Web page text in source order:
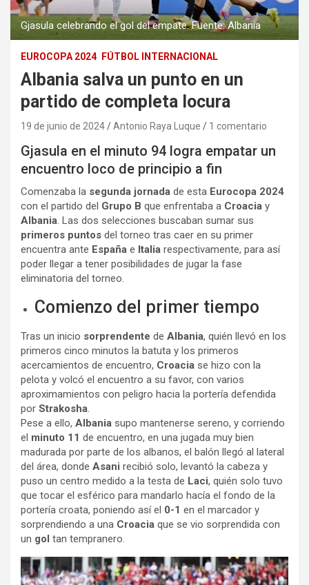
Gjasula celebrando el gol del empate. Fuente: Albania
EUROCOPA 2024 FÚTBOL INTERNACIONAL
Albania salva un punto en un
partido de completa locura
19 de junio de 2024 Antonio Raya Luque 1 comentario
Gjasula en el minuto 94 logra empatar un
encuentro loco de principio a fin
Comenzaba la segunda jornada de esta Eurocopa 2024
con el partido del Grupo B que enfrentaba a Croacia y
Albania. Las dos selecciones buscaban sumar sus
primeros puntos del torneo tras caer en su primer
encuentra ante España e Italia respectivamente, para así
poder llegar a tener posibilidades de jugar la fase
eliminatoria del torneo.
Comienzo del primer tiempo
Tras un inicio sorprendente de Albania, quién llevó en los
primeros cinco minutos la batuta y los primeros
acercamientos de encuentro, Croacia se hizo con la
pelota y volcó el encuentro a su favor, con varios
aproximamientos con peligro hacia la portería defendida
por Strakosha.
Pese a ello, Albania supo mantenerse sereno, y corriendo
el minuto 11 de encuentro, en una jugada muy bien
madurada por parte de los albanos, el balón llegó al lateral
del área, donde Asani recibió solo, levantó la cabeza y
puso un centro medido a la testa de Laci, quién solo tuvo
que tocar el esférico para mandarlo hacía el fondo de la
portería croata, poniendo así el 0-1 en el marcador y
sorprendiendo a una Croacia que se vio sorprendida con
un gol tan tempranero.